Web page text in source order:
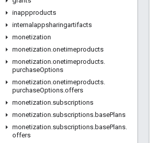
inappproducts
internalappsharingartifacts
monetization
monetization.onetimeproducts
monetization.onetimeproducts.
purchaseOptions
monetization.onetimeproducts.
purchaseOptions.offers
monetization.subscriptions
monetization.subscriptions.basePlans
monetization.subscriptions.basePlans.
offers